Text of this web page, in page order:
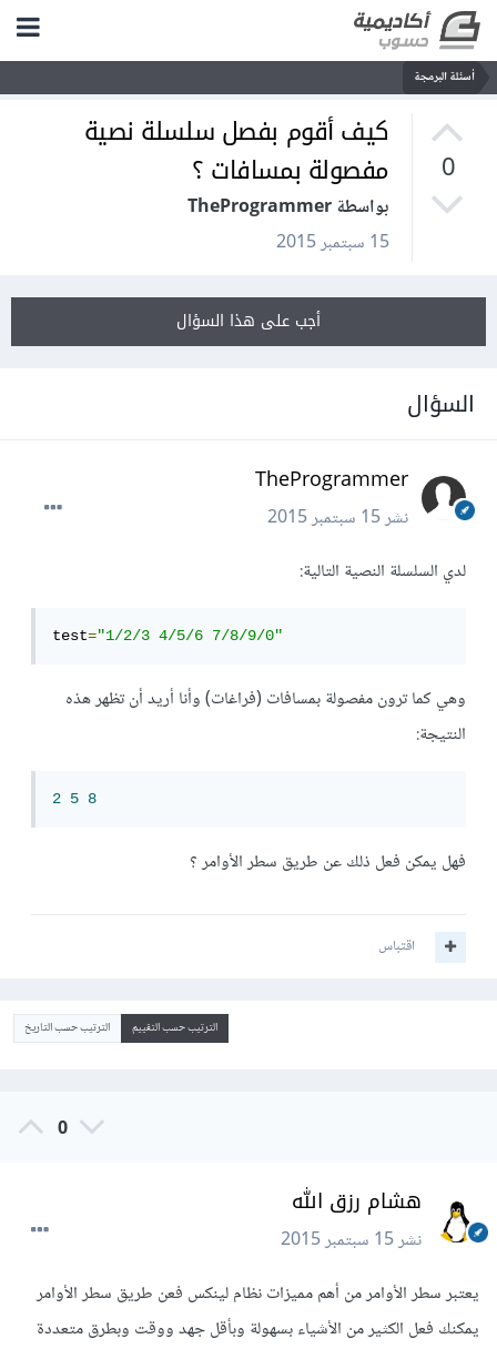
أسئلة البرمجة
0
كيف أقوم بفصل سلسلة نصية
مفصولة بمسافات ؟
بواسطة TheProgrammer
15 سبتمبر 2015
أجب على هذا السؤال
السؤال
TheProgrammer
نشر15 سبتمبر 2015
لدي السلسلة النصية التالية:
test="1/2/3 4/5/6 7/8/9/0"
وهي كما ترون مفصولة بمسافات (فراغات) وأنا أريد أن تظهر هذه
النتيجة:
2 5 8
فهل يمكن فعل ذلك عن طريق سطر الأوامر ؟
اقتباس
الترتيب حسب التقييم الترتيب حسب التاريخ
0
هشام رزق الله
نشر15 سبتمبر 2015
يعتبر سطر الأوامر من أهم مميزات نظام لينكس فعن طريق سطر الأوامر
يمكنك فعل الكثير من الأشياء بسهولة وبأقل جهد ووقت وبطرق متعددة